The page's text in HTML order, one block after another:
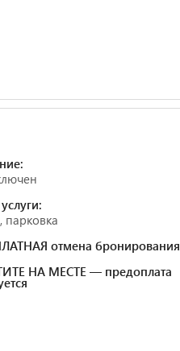
парковка
отмена бронирования
НА МЕСТЕ — предоплата